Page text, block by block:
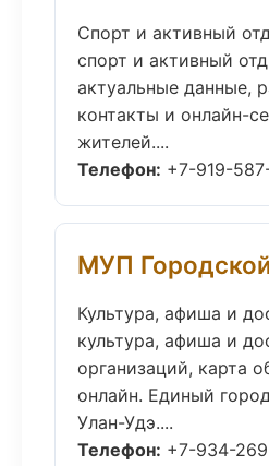
Спорт и активный
спорт и активный
актуальные данные,
контакты и онлайн-
жителей....
Телефон: +7-919-
МУП
Культура, афиша и
культура, афиша и
организаций, карта
онлайн. Единый
Улан-Удэ....
Телефон: +7-934-